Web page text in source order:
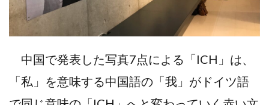
中国で発表した写真7点による「ICH」は、
「私」を意味する中国語の「我」がドイツ語